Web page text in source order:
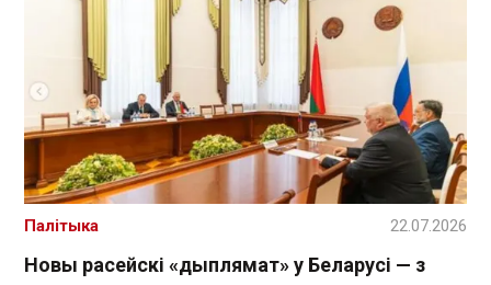
Новы расейскі «дыплямат» у Беларусі — з
Палітыка 22.07.2026